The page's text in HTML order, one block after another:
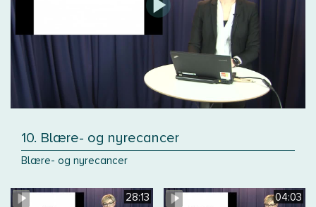
10. Blære- og nyrecancer
Blære- og nyrecancer
28:13 04:03